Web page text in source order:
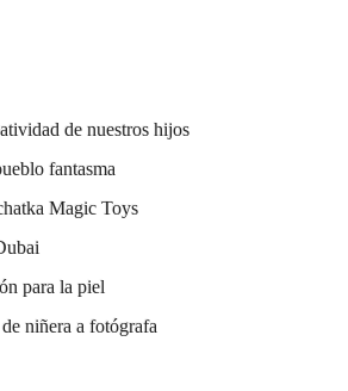
de nuestros hijos
fantasma
Magic Toys
para la piel
niñera a fotógrafa